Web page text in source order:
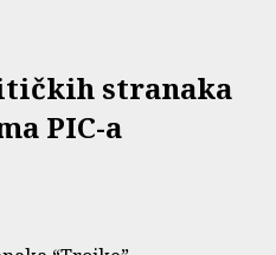
stranaka
PIC-a